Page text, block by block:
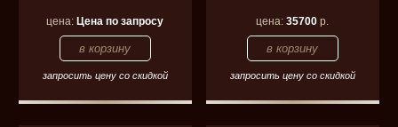
цена: Цена по запросу
запросить цену со скидкой
цена:35700 р.
запросить цену со скидкой